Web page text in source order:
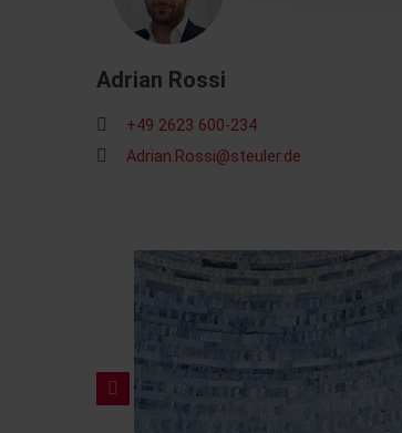
Adrian Rossi
+49 2623 600-234
Adrian.Rossi@steuler.de